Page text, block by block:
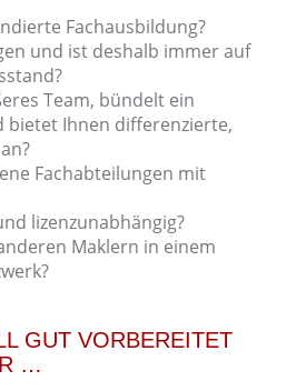
Fachausbildung?
und ist deshalb immer auf
Team, bündelt ein
bietet Ihnen differenzierte,
Fachabteilungen mit
lizenzunabhängig?
Maklern in einem
GUT VORBEREITET
…